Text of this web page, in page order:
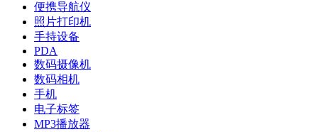
便携导航仪
照片打印机
手持设备
PDA
数码摄像机
数码相机
手机
电子标签
MP3播放器